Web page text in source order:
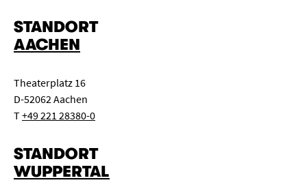
STANDORT
AACHEN
Theaterplatz 16
D-52062 Aachen
T+49 221 28380-0
STANDORT
WUPPERTAL